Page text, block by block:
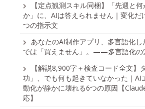
【定点観測スキル同梱】「先週と
か」に、AIは答えられません｜変化だ
つの指示文
あなたのAI制作アプリ、多言語化
では「買えません」。——多言語化の
【解説8,900字＋検査コード全文】
功」、でも何も起きていなかった｜AI
動化が静かに壊れる6つの原因【
応】